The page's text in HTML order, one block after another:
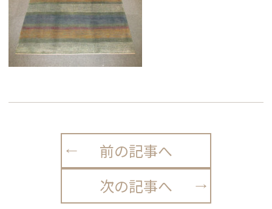
前の記事へ
次の記事へ